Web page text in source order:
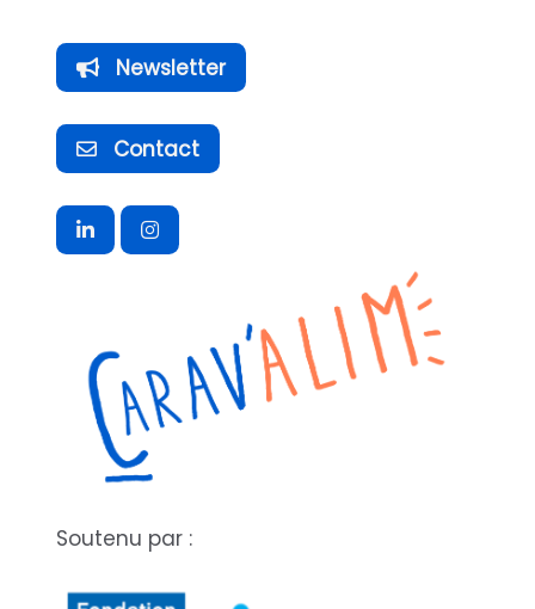
Newsletter
Contact
Soutenu par :